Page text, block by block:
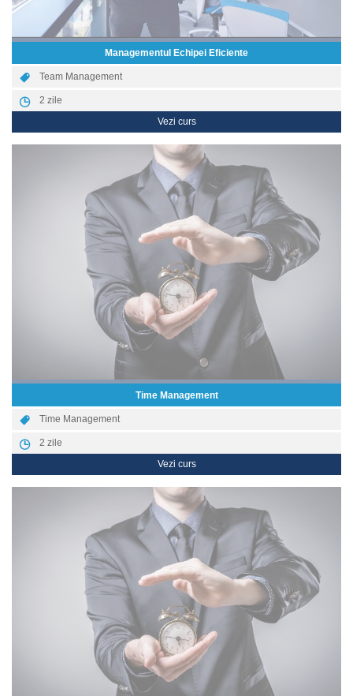
Managementul Echipei Eficiente
Team Management
2 zile
Vezi curs
Time Management
Time Management
2 zile
Vezi curs